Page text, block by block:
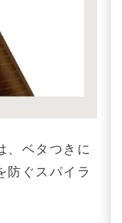
、ベタつきに
防ぐスパイラ